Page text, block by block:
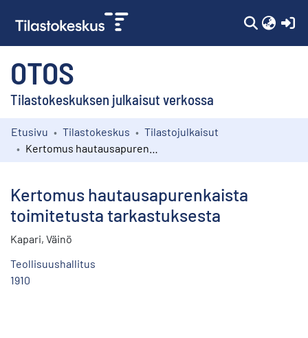
OTOS
Tilastokeskuksen julkaisut verkossa
Kokoelmat
Etusivu Tilastokeskus
Tilastojulkaisut
Kertomus hautausapurenkaista
toimitetusta tarkastuksesta
Kapari, Väinö
Teollisuushallitus
1910